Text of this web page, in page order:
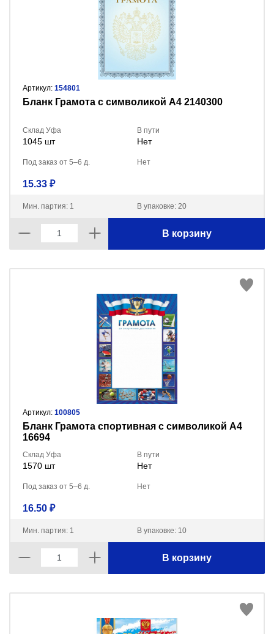
Артикул: 154801
Бланк Грамота с символикой А4 2140300
Склад Уфа
1045 шт
В пути
Нет
Под заказ от 5–6 д. Нет
15.33 ₽
Мин. партия: 1 В упаковке: 20
В корзину
Артикул: 100805
Бланк Грамота спортивная с символикой А4
16694
Склад Уфа
1570 шт
В пути
Нет
Под заказ от 5–6 д. Нет
16.50 ₽
Мин. партия: 1 В упаковке: 10
В корзину